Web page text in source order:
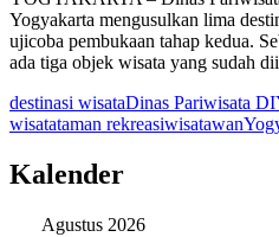
Yogyakarta mengusulkan lima
ujicoba pembukaan tahap kedua.
ada tiga objek wisata yang sudah
destinasi wisataDinas Pariwisata
wisatataman rekreasiwisatawan
Kalender
Agustus 2026